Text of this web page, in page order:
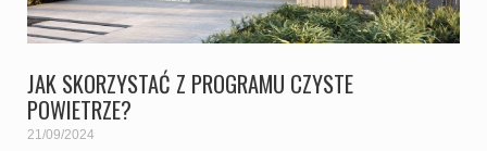
JAK SKORZYSTAĆ Z PROGRAMU CZYSTE
POWIETRZE?
21/09/2024